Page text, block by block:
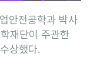
안전공학과 박사
재단이 주관한
상했다.